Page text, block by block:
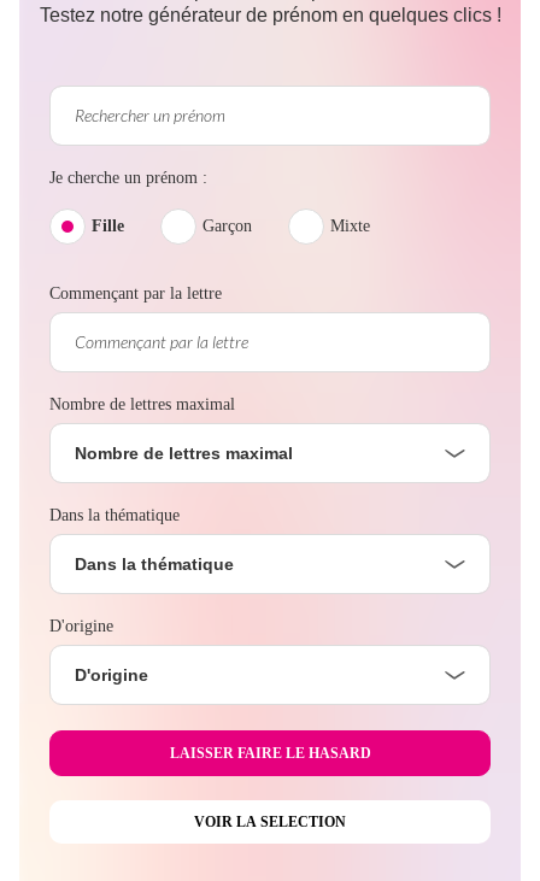
Testez notre générateur de prénom en quelques clics !
Je cherche un prénom :
Fille Garçon Mixte
Commençant par la lettre
Nombre de lettres maximal
Nombre de lettres maximal
Dans la thématique
Dans la thématique
D'origine
D'origine